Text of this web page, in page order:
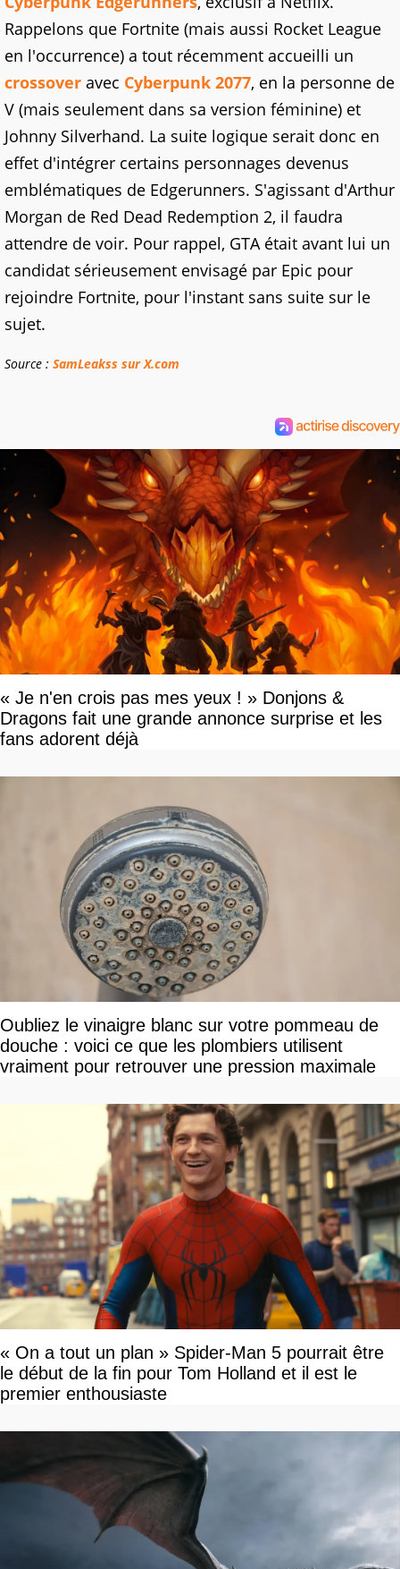
Rappelons que Fortnite (mais aussi Rocket League
en l'occurrence) a tout récemment accueilli un
crossover avec Cyberpunk 2077, en la personne de
V (mais seulement dans sa version féminine) et
Johnny Silverhand. La suite logique serait donc en
effet d'intégrer certains personnages devenus
emblématiques de Edgerunners. S'agissant d'Arthur
Morgan de Red Dead Redemption 2, il faudra
attendre de voir. Pour rappel, GTA était avant lui un
candidat sérieusement envisagé par Epic pour
rejoindre Fortnite, pour l'instant sans suite sur le
sujet.
Source : SamLeakss sur X.com
« Je n'en crois pas mes yeux ! » Donjons &
Dragons fait une grande annonce surprise et les
fans adorent déjà
Oubliez le vinaigre blanc sur votre pommeau de
douche : voici ce que les plombiers utilisent
vraiment pour retrouver une pression maximale
« On a tout un plan » Spider-Man 5 pourrait être
le début de la fin pour Tom Holland et il est le
premier enthousiaste